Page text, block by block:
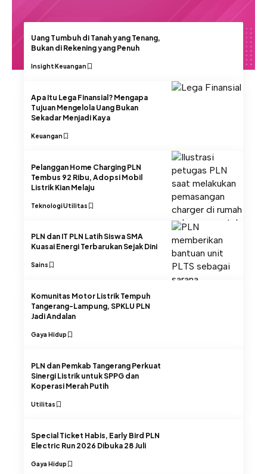
Uang Tumbuh di Tanah yang Tenang,
Bukan di Rekening yang Penuh
InsightKeuangan
Apa Itu Lega Finansial? Mengapa
Tujuan Mengelola Uang Bukan
Sekadar Menjadi Kaya
Keuangan
Pelanggan Home Charging PLN
Tembus 92 Ribu, Adopsi Mobil
Listrik Kian Melaju
TeknologiUtilitas
PLN dan IT PLN Latih Siswa SMA
Kuasai Energi Terbarukan Sejak Dini
Sains
Komunitas Motor Listrik Tempuh
Tangerang-Lampung, SPKLU PLN
Jadi Andalan
Gaya Hidup
PLN dan Pemkab Tangerang Perkuat
Sinergi Listrik untuk SPPG dan
Koperasi Merah Putih
Utilitas
Special Ticket Habis, Early Bird PLN
Electric Run 2026 Dibuka 28 Juli
Gaya Hidup